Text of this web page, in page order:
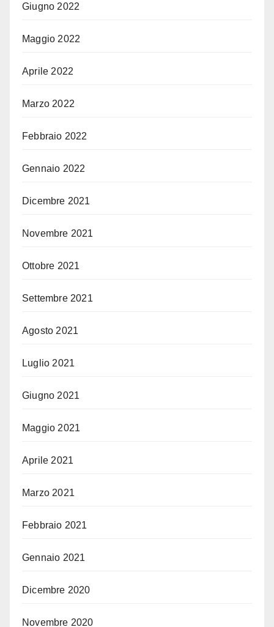
Giugno 2022
Maggio 2022
Aprile 2022
Marzo 2022
Febbraio 2022
Gennaio 2022
Dicembre 2021
Novembre 2021
Ottobre 2021
Settembre 2021
Agosto 2021
Luglio 2021
Giugno 2021
Maggio 2021
Aprile 2021
Marzo 2021
Febbraio 2021
Gennaio 2021
Dicembre 2020
Novembre 2020